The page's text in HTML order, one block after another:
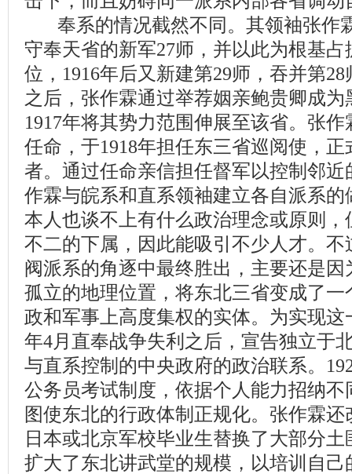
奉系的情况截然不同。其领袖张作
守奉天省的新军27师，并以此为根基
位，1916年后又新建第29师，吞并第
之后，张作霖通过举荐姻亲鲍贵卿成
1917年将其势力范围伸展至该省。张
任命，于1918年担任东三省巡阅使，
者。通过任命亲信担任督军以控制邻
作霖与皖系和直系领袖建立各自派系
本人也谈不上有什么政治理念或原则
不二的下属，因此能吸引不少人才。
阀派系的角逐中最终胜出，主要还是
孤立的地理位置，将东北三省变成了
政和军事上高度集权的实体。为实现这
年4月直奉战争失利之后，宣告独立于
与直系控制的中央政府的政治联系。
公务员考试制度，依据个人能力招纳
图使东北的行政体制正规化。张作霖
日本或北京军校毕业生替换了大部分
扩大了东北讲武堂的规模，以培训自